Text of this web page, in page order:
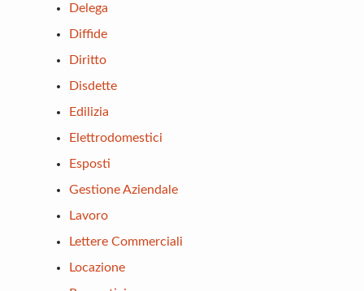
Delega
Diffide
Diritto
Disdette
Edilizia
Elettrodomestici
Esposti
Gestione Aziendale
Lavoro
Lettere Commerciali
Locazione